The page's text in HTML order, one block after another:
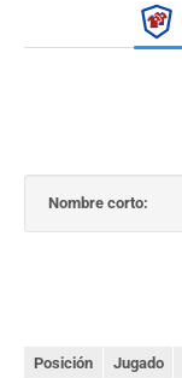
Nombre corto:
Posición Jugado